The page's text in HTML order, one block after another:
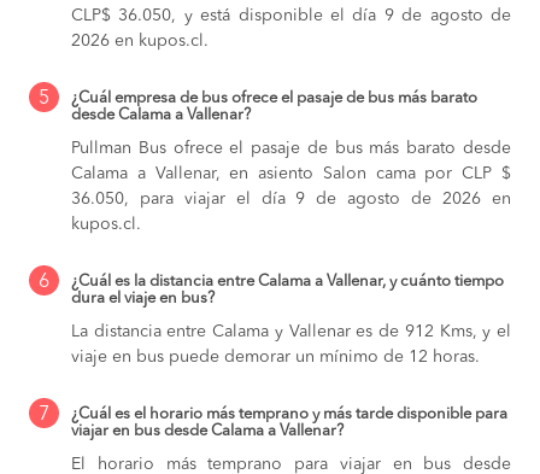
CLP$ 36.050, y está disponible el día 9 de agosto de
2026 en kupos.cl.
5
¿Cuál empresa de bus ofrece el pasaje de bus más barato
desde Calama a Vallenar?
Pullman Bus ofrece el pasaje de bus más barato desde
Calama a Vallenar, en asiento Salon cama por CLP $
36.050, para viajar el día 9 de agosto de 2026 en
kupos.cl.
6
¿Cuál es la distancia entre Calama a Vallenar, y cuánto tiempo
dura el viaje en bus?
La distancia entre Calama y Vallenar es de 912 Kms, y el
viaje en bus puede demorar un mínimo de 12 horas.
7
¿Cuál es el horario más temprano y más tarde disponible para
viajar en bus desde Calama a Vallenar?
El horario más temprano para viajar en bus desde